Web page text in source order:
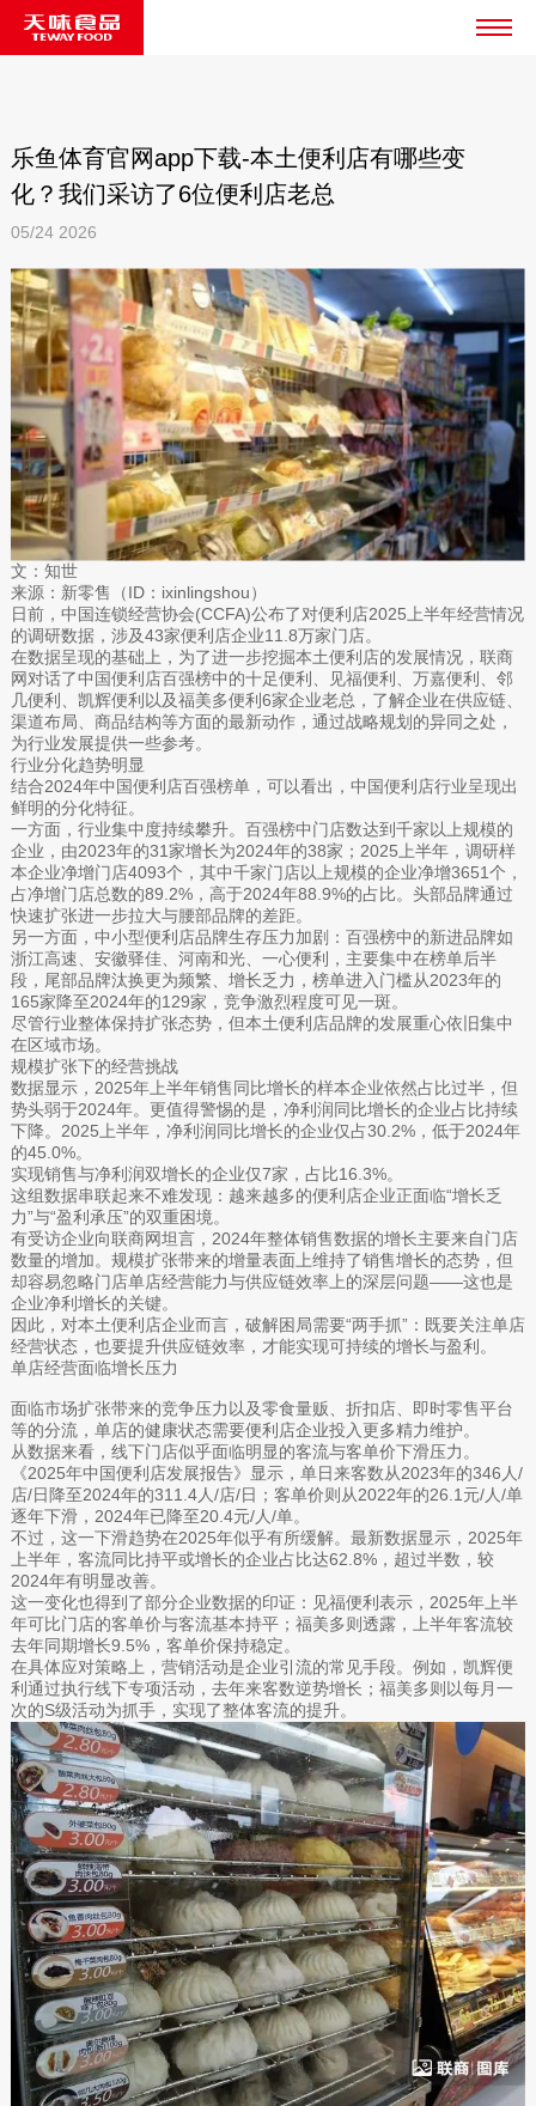
乐鱼体育官网app下载-本土便利店有哪些变
化？我们采访了6位便利店老总
05/24 2026
文：知世
来源：新零售（ID：ixinlingshou）
日前，中国连锁经营协会(CCFA)公布了对便利店2025上半年经营情况
的调研数据，涉及43家便利店企业11.8万家门店。
在数据呈现的基础上，为了进一步挖掘本土便利店的发展情况，联商
网对话了中国便利店百强榜中的十足便利、见福便利、万嘉便利、邻
几便利、凯辉便利以及福美多便利6家企业老总，了解企业在供应链、
渠道布局、商品结构等方面的最新动作，通过战略规划的异同之处，
为行业发展提供一些参考。
行业分化趋势明显
结合2024年中国便利店百强榜单，可以看出，中国便利店行业呈现出
鲜明的分化特征。
一方面，行业集中度持续攀升。百强榜中门店数达到千家以上规模的
企业，由2023年的31家增长为2024年的38家；2025上半年，调研样
本企业净增门店4093个，其中千家门店以上规模的企业净增3651个，
占净增门店总数的89.2%，高于2024年88.9%的占比。头部品牌通过
快速扩张进一步拉大与腰部品牌的差距。
另一方面，中小型便利店品牌生存压力加剧：百强榜中的新进品牌如
浙江高速、安徽驿佳、河南和光、一心便利，主要集中在榜单后半
段，尾部品牌汰换更为频繁、增长乏力，榜单进入门槛从2023年的
165家降至2024年的129家，竞争激烈程度可见一斑。
尽管行业整体保持扩张态势，但本土便利店品牌的发展重心依旧集中
在区域市场。
规模扩张下的经营挑战
数据显示，2025年上半年销售同比增长的样本企业依然占比过半，但
势头弱于2024年。更值得警惕的是，净利润同比增长的企业占比持续
下降。2025上半年，净利润同比增长的企业仅占30.2%，低于2024年
的45.0%。
实现销售与净利润双增长的企业仅7家，占比16.3%。
这组数据串联起来不难发现：越来越多的便利店企业正面临“增长乏
力”与“盈利承压”的双重困境。
有受访企业向联商网坦言，2024年整体销售数据的增长主要来自门店
数量的增加。规模扩张带来的增量表面上维持了销售增长的态势，但
却容易忽略门店单店经营能力与供应链效率上的深层问题——这也是
企业净利增长的关键。
因此，对本土便利店企业而言，破解困局需要“两手抓”：既要关注单店
经营状态，也要提升供应链效率，才能实现可持续的增长与盈利。
单店经营面临增长压力
面临市场扩张带来的竞争压力以及零食量贩、折扣店、即时零售平台
等的分流，单店的健康状态需要便利店企业投入更多精力维护。
从数据来看，线下门店似乎面临明显的客流与客单价下滑压力。
《2025年中国便利店发展报告》显示，单日来客数从2023年的346人/
店/日降至2024年的311.4人/店/日；客单价则从2022年的26.1元/人/单
逐年下滑，2024年已降至20.4元/人/单。
不过，这一下滑趋势在2025年似乎有所缓解。最新数据显示，2025年
上半年，客流同比持平或增长的企业占比达62.8%，超过半数，较
2024年有明显改善。
这一变化也得到了部分企业数据的印证：见福便利表示，2025年上半
年可比门店的客单价与客流基本持平；福美多则透露，上半年客流较
去年同期增长9.5%，客单价保持稳定。
在具体应对策略上，营销活动是企业引流的常见手段。例如，凯辉便
利通过执行线下专项活动，去年来客数逆势增长；福美多则以每月一
次的S级活动为抓手，实现了整体客流的提升。